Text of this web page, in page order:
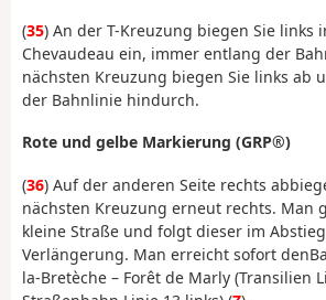
(35) An der T-Kreuzung biegen Sie links
Chevaudeau ein, immer entlang der
nächsten Kreuzung biegen Sie links ab
der Bahnlinie hindurch.
Rote und gelbe Markierung (GRP®)
(36) Auf der anderen Seite rechts
nächsten Kreuzung erneut rechts. Man
kleine Straße und folgt dieser im
Verlängerung. Man erreicht sofort den
la-Bretèche – Forêt de Marly (Transilien